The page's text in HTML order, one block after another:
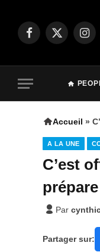
Facebook
X
Accueil »
A LA UNE
C’est
Par
Partager sur: